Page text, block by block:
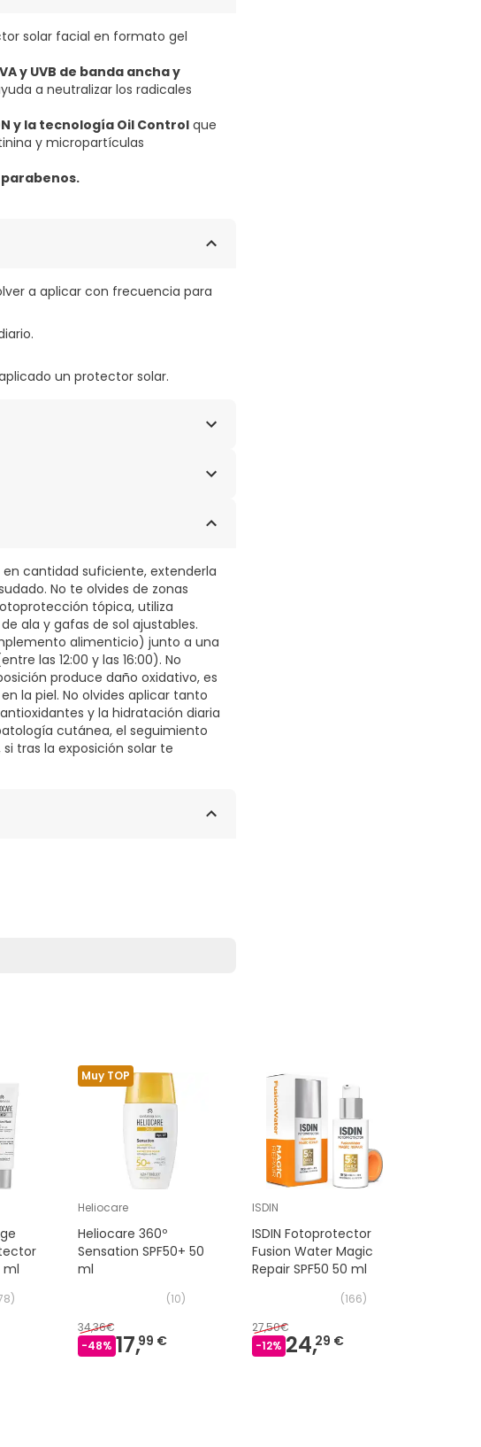
solar facial en formato gel
y UVB de banda ancha y
a neutralizar los radicales
y la tecnología Oil Controlque
y micropartículas
a aplicar con frecuencia para
un protector solar.
METOXIDIBENZOILMETANO DE
RAÍZ DE GLYCYRRHIZA INFLATA,
cantidad suficiente, extenderla
No te olvides de zonas
tópica, utiliza
ala y gafas de sol ajustables.
alimenticio) junto a una
las 12:00 y las 16:00). No
produce daño oxidativo, es
la piel. No olvides aplicar tanto
y la hidratación diaria
cutánea, el seguimiento
tras la exposición solar te
ml
)
Muy TOP
Heliocare
Heliocare 360º
Sensation SPF50+ 50
ml
(10)
34,36€
-48% 17,99 €
ISDIN
ISDIN Fotoprotector
Fusion Water Magic
Repair SPF50 50 ml
(166)
27,50€
-12% 24,29 €